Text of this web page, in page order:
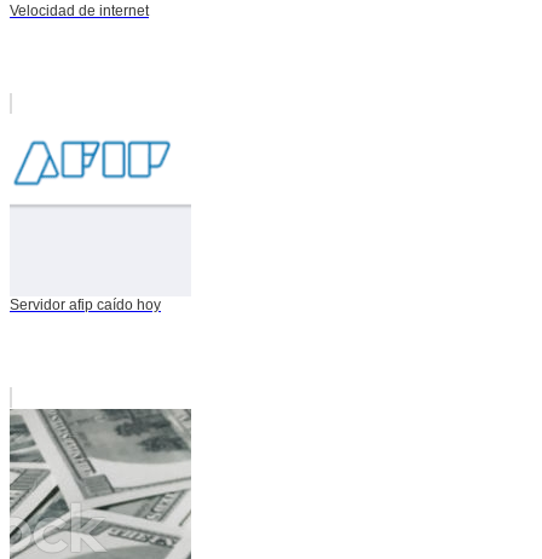
Velocidad de internet
Servidor afip caído hoy